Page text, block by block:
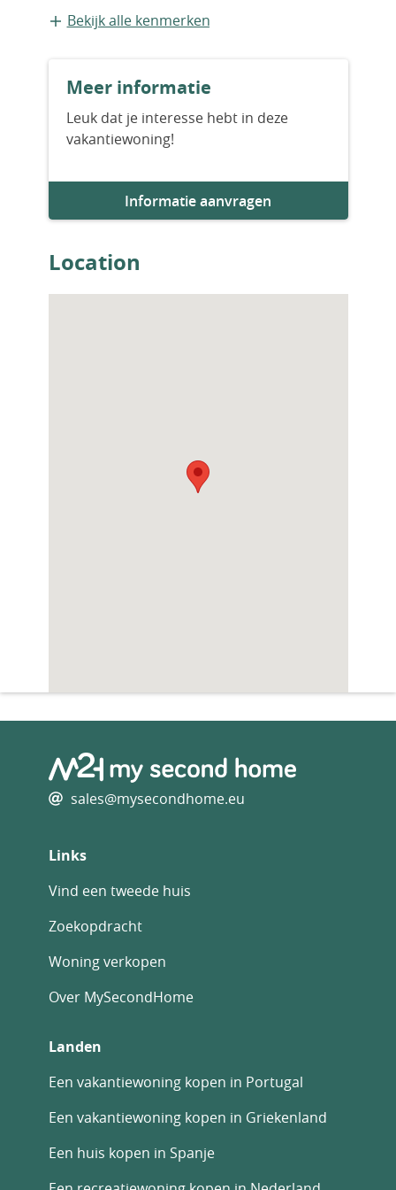
Bestaande bouw
2016
Aantal slaapkamers
Aantal badkamers
Bekijk alle kenmerken
Meer informatie
Leuk dat je interesse hebt in deze
vakantiewoning!
Informatie aanvragen
Location
sales@mysecondhome.eu
Links
Vind een tweede huis
Zoekopdracht
Woning verkopen
Over MySecondHome
Landen
Een vakantiewoning kopen in Portugal
Een vakantiewoning kopen in Griekenland
Een huis kopen in Spanje